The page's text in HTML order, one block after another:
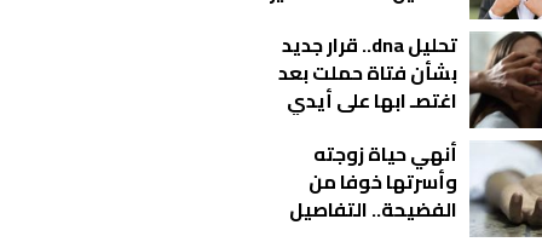
المنوفيةتحليل dna.. قرار جديد
بشأن فتاة حملت بعد
اغتصـ ابها على أيدي
أنهي حياة زوجته
وأسرتها خوفا من
الفضيحة.. التفاصيل